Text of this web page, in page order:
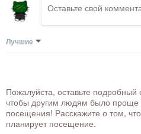
Лучшие
Пожалуйста, оставьте
чтобы другим людям было проще
посещения! Расскажите о том, что
планирует посещение.